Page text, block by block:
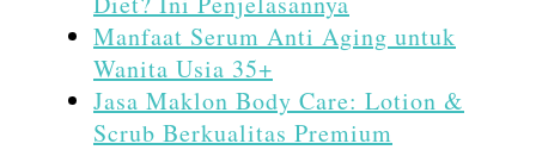
Manfaat Serum Anti Aging untuk
Wanita Usia 35+
Jasa Maklon Body Care: Lotion &
Scrub Berkualitas Premium